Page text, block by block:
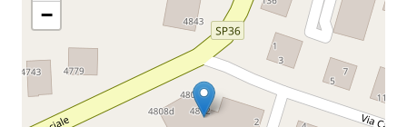
Concorsi
Seguici
−